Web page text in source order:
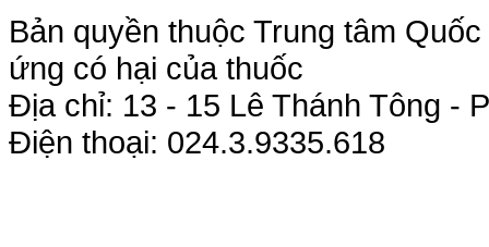
Bản quyền thuộc Trung tâm
ứng có hại của thuốc
Địa chỉ: 13 - 15 Lê Thánh Tông -
Điện thoại: 024.3.9335.618